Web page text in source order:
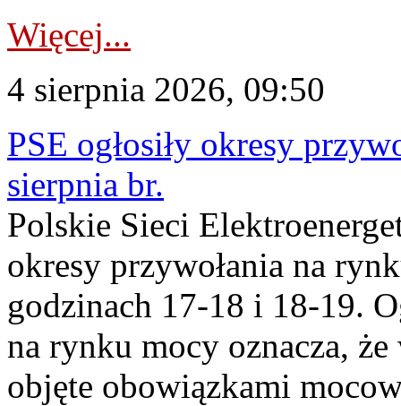
Więcej...
4 sierpnia 2026, 09:50
PSE ogłosiły okresy
sierpnia br.
Polskie Sieci
okresy przywołania na
godzinach 17-18 i 18-19.
na rynku mocy oznacza,
objęte obowiązkami